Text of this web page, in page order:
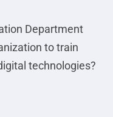
Department
to train
technologies?